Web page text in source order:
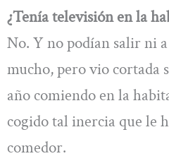
¿Tenía televisión en la
No. Y no podían salir ni
mucho, pero vio cortada
año comiendo en la
cogido tal inercia que le
comedor.